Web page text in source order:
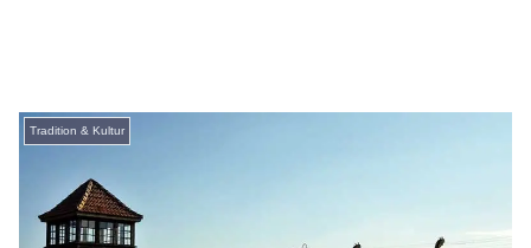
Tradition & Kultur